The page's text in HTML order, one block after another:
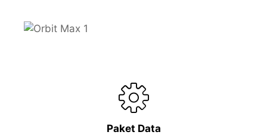
Paket Data